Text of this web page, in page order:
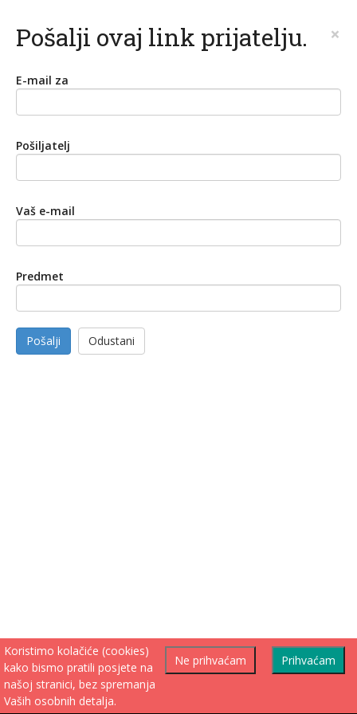
Pošalji ovaj link prijatelju. ×
E-mail za
Pošiljatelj
Vaš e-mail
Predmet
Pošalji Odustani
Prihvaćam
Ne prihvaćam
Koristimo kolačiće (cookies)
kako bismo pratili posjete na
našoj stranici, bez spremanja
Vaših osobnih detalja.